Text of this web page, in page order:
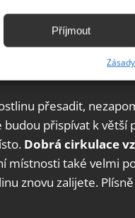
Identifikace zařízení na
základě aktivně
Zajištění bezpečnosti,
odstraňování chyb,
Ukládání a sdělování
Příjmout
přesadit,
přispívat k větší
Dobrá cirkulace
místnosti také velmi
znovu zalijete.